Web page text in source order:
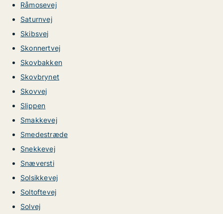
Råmosevej
Saturnvej
Skibsvej
Skonnertvej
Skovbakken
Skovbrynet
Skovvej
Slippen
Smakkevej
Smedestræde
Snekkevej
Snæversti
Solsikkevej
Soltoftevej
Solvej